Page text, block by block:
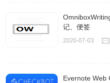
记、便签
2020-07-03
Evernote Web